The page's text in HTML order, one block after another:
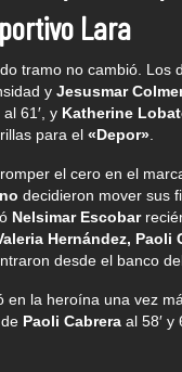
Lara
tramo no cambió. Los
y Jesusmar
al 61′, y Katherine
para el «Depor»
el cero en el
decidieron mover sus
Nelsimar Escobar
Hernández, Paoli
desde el banco
en la heroína una vez
Paoli Cabrera al 58′ y